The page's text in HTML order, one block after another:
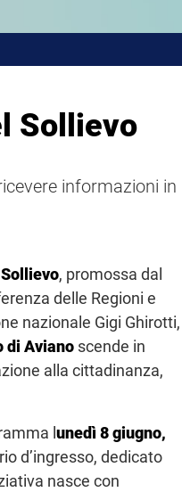
Sollievo
informazioni in
, promossa dal
delle Regioni e
nazionale Gigi Ghirotti,
di Avianoscende in
alla cittadinanza,
l unedì 8 giugno,
d’ingresso, dedicato
nasce con